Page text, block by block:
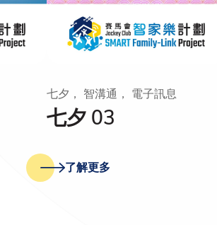
七夕 03
七夕， 智溝通， 電子訊息
了解更多